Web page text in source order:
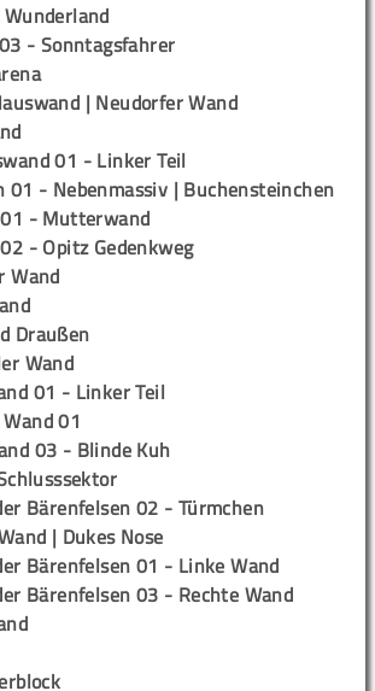
- Sonntagsfahrer
| Neudorfer Wand
01 - Linker Teil
01 - Nebenmassiv | Buchensteinchen
- Mutterwand
- Opitz Gedenkweg
Wand
Draußen
Wand
01 - Linker Teil
01
03 - Blinde Kuh
Bärenfelsen 02 - Türmchen
| Dukes Nose
Bärenfelsen 01 - Linke Wand
Bärenfelsen 03 - Rechte Wand